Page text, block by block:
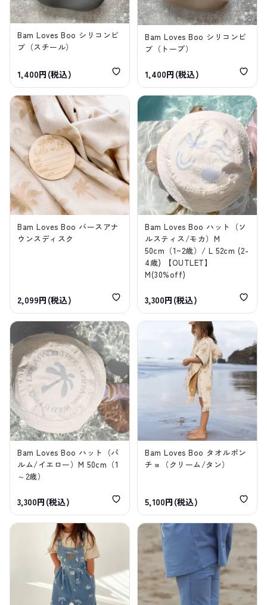
Bam Loves Boo シリコンビ
ブ（スチール）
1,400円(税込)
Bam Loves Boo シリコンビ
ブ（トープ）
1,400円(税込)
Bam Loves Boo バースアナ
ウンスディスク
2,099円(税込)
Bam Loves Boo ハット（ソ
ルスティス/モカ）M
50cm（1~2歳）/ L 52cm (2-
4歳) 【OUTLET】
M(30%off)
3,300円(税込)
Bam Loves Boo ハット（パ
ルム/イエロー）M 50cm（1
～2歳）
3,300円(税込)
Bam Loves Boo タオルポン
チョ（クリーム/タン）
5,100円(税込)